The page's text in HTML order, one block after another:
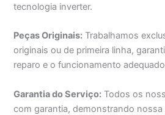
tecnologia inverter.
Peças Originais: Trabalhamos
originais ou de primeira linha,
reparo e o funcionamento
Garantia do Serviço: Todos os
com garantia, demonstrando nossa